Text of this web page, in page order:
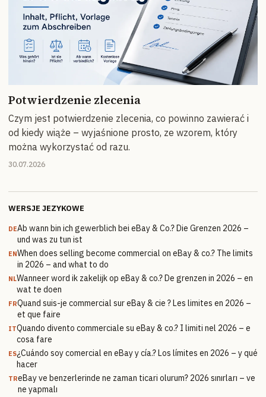
Potwierdzenie zlecenia
Czym jest potwierdzenie zlecenia, co powinno zawierać i
od kiedy wiąże – wyjaśnione prosto, ze wzorem, który
można wykorzystać od razu.
30.07.2026
WERSJE JEZYKOWE
DEAb wann bin ich gewerblich bei eBay & Co.? Die Grenzen 2026 –
und was zu tun ist
ENWhen does selling become commercial on eBay & co.? The limits
in 2026 – and what to do
NLWanneer word ik zakelijk op eBay & co.? De grenzen in 2026 – en
wat te doen
FRQuand suis-je commercial sur eBay & cie ? Les limites en 2026 –
et que faire
ITQuando divento commerciale su eBay & co.? I limiti nel 2026 – e
cosa fare
ES¿Cuándo soy comercial en eBay y cía.? Los límites en 2026 – y qué
hacer
TReBay ve benzerlerinde ne zaman ticari olurum? 2026 sınırları – ve
ne yapmalı